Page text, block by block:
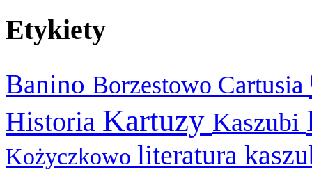
Etykiety
Banino Borzestowo Cartusia
Historia Kartuzy Kaszubi
Kożyczkowo literatura